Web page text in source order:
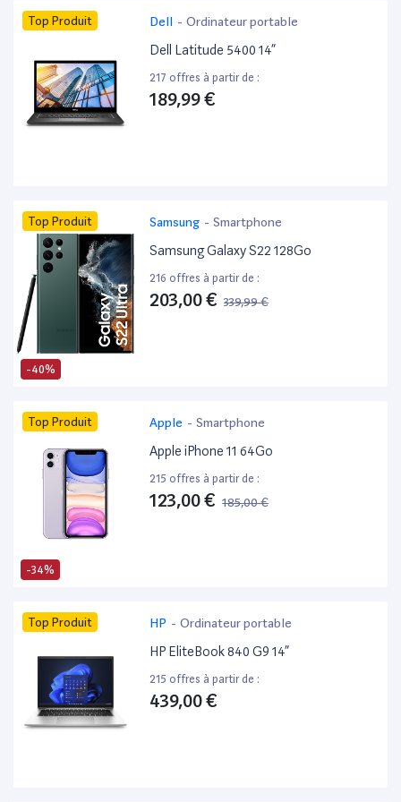
Top Produit Dell - Ordinateur portable
Dell Latitude 5400 14”
217 offres à partir de :
189,99 €
-40%
Top Produit Samsung - Smartphone
Samsung Galaxy S22 128Go
216 offres à partir de :
203,00 € 339,99 €
-34%
Top Produit Apple - Smartphone
Apple iPhone 11 64Go
215 offres à partir de :
123,00 € 185,00 €
Top Produit HP - Ordinateur portable
HP EliteBook 840 G9 14”
215 offres à partir de :
439,00 €